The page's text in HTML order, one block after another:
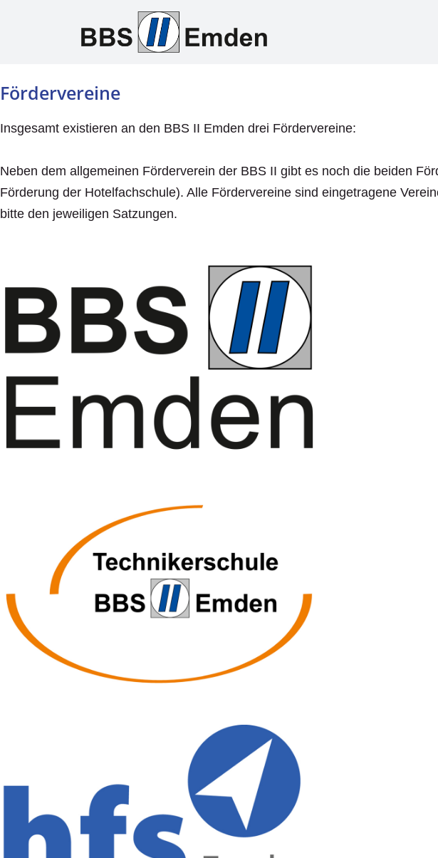
Fördervereine
Insgesamt existieren an den BBS II Emden drei Fördervereine:
Neben dem allgemeinen Förderverein der BBS II gibt es noch die beiden
Förderung der Hotelfachschule). Alle Fördervereine sind eingetragene
bitte den jeweiligen Satzungen.